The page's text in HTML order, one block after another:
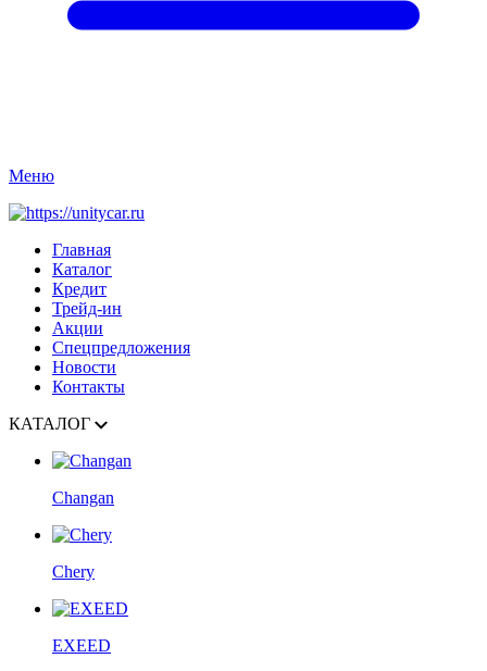
Меню
Главная
Каталог
Кредит
Трейд-ин
Акции
Спецпредложения
Новости
Контакты
КАТАЛОГ
Changan
Chery
EXEED